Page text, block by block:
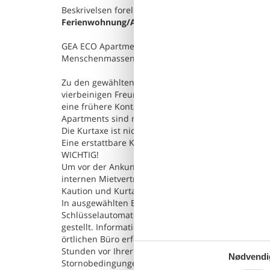
Beskrivelsen foreligger desværre ikke på Dansk.
Ferienwohnung/App. für 4 Gäste mit 40m² in
GEA ECO Apartments ist eine neue Investition in
Menschenmassen bietet.
Zu den gewählten Apartments darf man mit dem
vierbeinigen Freund betragen 100 PLN
eine frühere Kontaktaufnahme mit unserem
Apartments sind mit Bettwäsche und Handtüchern
Die Kurtaxe ist nicht im Preis inbegriffen. Sie
Eine erstattbare Kaution in Höhe von PLN 300 wird
WICHTIG!
Um vor der Ankunft einzuchecken, müssen
internen Mietvertrags, Zahlung des restlichen
Kaution und Kurtaxe usw etwaige vom Gast
In ausgewählten Einrichtungen ist es möglich,
Schlüsselautomaten zu betreten. Der Code wird
gestellt. Informationen zur Schlüsselübergabe
örtlichen Büro erfolgt, kontaktieren Sie uns bitte
Stunden vor Ihrer Ankunft).
Stornobedingungen: